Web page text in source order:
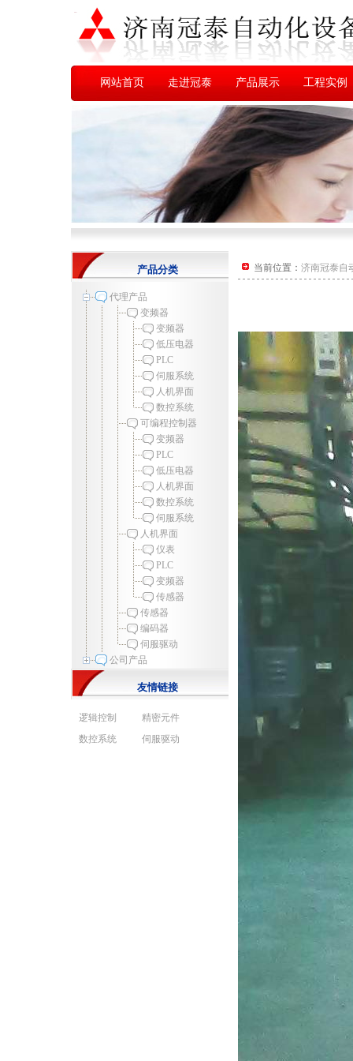
网站首页 走进冠泰 产品展示 工程实例
产品分类
代理产品
变频器
变频器
低压电器
PLC
伺服系统
人机界面
数控系统
可编程控制器
变频器
PLC
低压电器
人机界面
数控系统
伺服系统
人机界面
仪表
PLC
变频器
传感器
传感器
编码器
伺服驱动
公司产品
友情链接
逻辑控制
精密元件
数控系统
伺服驱动
当前位置： 济南冠泰自